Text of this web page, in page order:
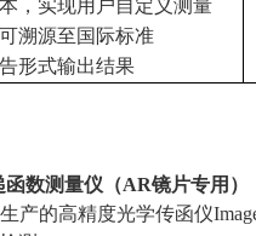
，实现用户自定义测量
溯源至国际标准
形式输出结果
数测量仪（AR镜片专用）
产的高精度光学传函仪